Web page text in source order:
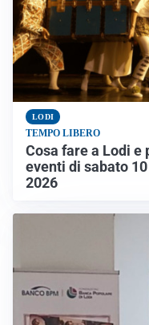
LODI
TEMPO LIBERO
Cosa fare a Lodi e
eventi di sabato
2026